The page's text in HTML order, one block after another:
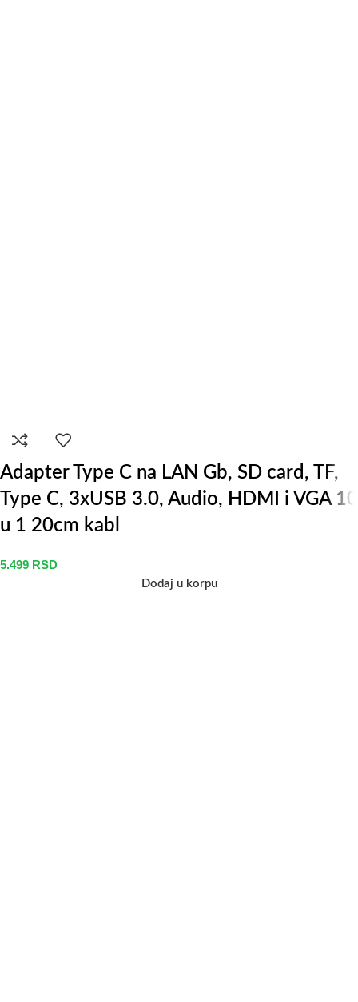
Adapter Type C na LAN Gb, SD card, TF,
Type C, 3xUSB 3.0, Audio, HDMI i VGA 10
u 1 20cm kabl
5.499 RSD
Dodaj u korpu